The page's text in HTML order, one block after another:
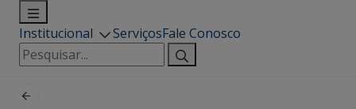
Institucional ServiçosFale Conosco
Pesquisar
por: